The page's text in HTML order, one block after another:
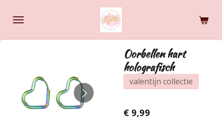
direct
Oorbellen hart
holografisch
valentijn collectie
€ 9,99